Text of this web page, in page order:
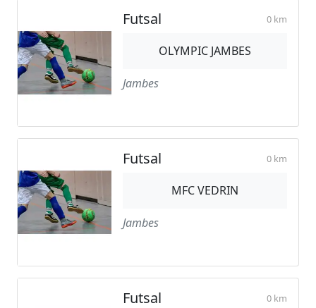
Futsal 0 km
OLYMPIC JAMBES
Jambes
Futsal 0 km
MFC VEDRIN
Jambes
Futsal 0 km